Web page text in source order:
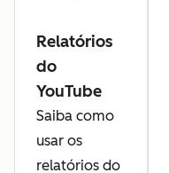
Relatórios
do
YouTube
Saiba como
usar os
relatórios do